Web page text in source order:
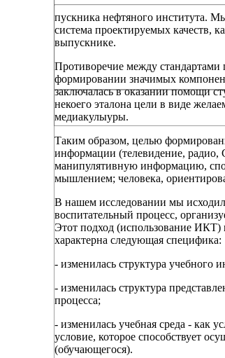
пускника нефтяного института.
система проектируемых качеств,
выпускнике.
Противоречие между стандартами
формировании значимых
заключалась в оказании помощи
некоего эталона цели в виде
медиакулыуры.
Таким образом, целью
информации (телевидение,
манипулятивную информацию,
мышлением; человека,
В нашем исследовании мы
воспитательный процесс,
Этот подход (использование ИКТ)
характерна следующая специфика:
- изменилась структура
- изменилась структура
процесса;
- изменилась учебная среда - как
условие, которое способствует
(обучающегося).